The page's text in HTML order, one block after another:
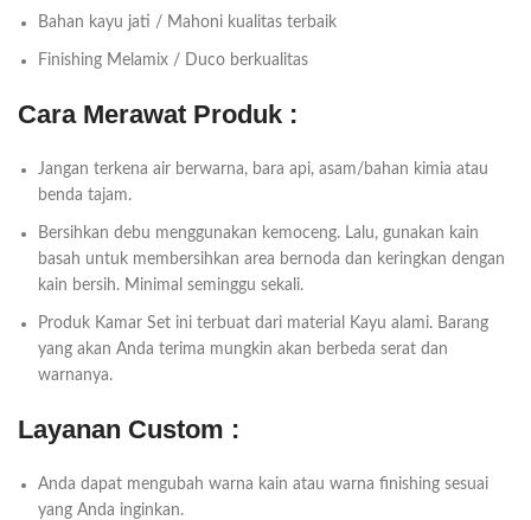
Bahan kayu jati / Mahoni kualitas terbaik
Finishing Melamix / Duco berkualitas
Cara Merawat Produk :
Jangan terkena air berwarna, bara api, asam/bahan kimia atau
benda tajam.
Bersihkan debu menggunakan kemoceng. Lalu, gunakan kain
basah untuk membersihkan area bernoda dan keringkan dengan
kain bersih. Minimal seminggu sekali.
Produk Kamar Set ini terbuat dari material Kayu alami. Barang
yang akan Anda terima mungkin akan berbeda serat dan
warnanya.
Layanan Custom :
Anda dapat mengubah warna kain atau warna finishing sesuai
yang Anda inginkan.